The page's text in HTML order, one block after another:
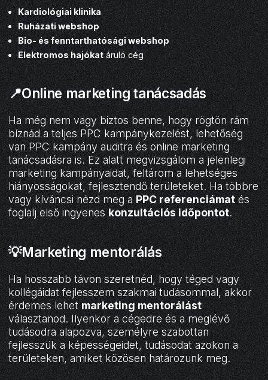
Kardiológiai klinika
Ruházati webshop
Bio- és fenntarthatósági webshop
Elektromos hajókat áruló cég
📍Online marketing tanácsadás
Ha még nem vagy biztos benne, hogy rögtön rám
bíznád a teljes PPC kampánykezelést, lehetőség
van PPC kampány auditra és online marketing
tanácsadásra is. Ez alatt megvizsgálom a jelenlegi
marketing kampányaidat, feltárom a lehetséges
hiányosságokat, fejlesztendő területeket. Ha többre
vagy kíváncsi nézd meg a PPC referenciámat és
foglalj első ingyenes konzultációs időpontot.
💡Marketing mentorálás
Ha hosszabb távon szeretnéd, hogy téged vagy
kollégáidat fejlesszem szakmai tudásommal, akkor
érdemes lehet marketing mentorálást
választanod. Ilyenkor a cégedre és a meglévő
tudásodra alapozva, személyre szabottan
fejlesszük a képességeidet, tudásodat azokon a
területeken, amiket közösen határozunk meg.